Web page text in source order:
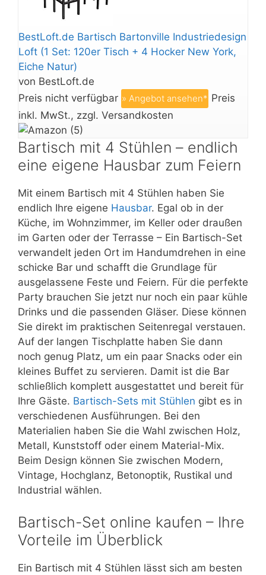
BestLoft.de Bartisch Bartonville Industriedesign
Loft (1 Set: 120er Tisch + 4 Hocker New York,
Eiche Natur)
von BestLoft.de
Preis nicht verfügbar » Angebot ansehen* Preis
inkl. MwSt., zzgl. Versandkosten
Bartisch mit 4 Stühlen – endlich
eine eigene Hausbar zum Feiern
Mit einem Bartisch mit 4 Stühlen haben Sie
endlich Ihre eigene Hausbar. Egal ob in der
Küche, im Wohnzimmer, im Keller oder draußen
im Garten oder der Terrasse – Ein Bartisch-Set
verwandelt jeden Ort im Handumdrehen in eine
schicke Bar und schafft die Grundlage für
ausgelassene Feste und Feiern. Für die perfekte
Party brauchen Sie jetzt nur noch ein paar kühle
Drinks und die passenden Gläser. Diese können
Sie direkt im praktischen Seitenregal verstauen.
Auf der langen Tischplatte haben Sie dann
noch genug Platz, um ein paar Snacks oder ein
kleines Buffet zu servieren. Damit ist die Bar
schließlich komplett ausgestattet und bereit für
Ihre Gäste. Bartisch-Sets mit Stühlen gibt es in
verschiedenen Ausführungen. Bei den
Materialien haben Sie die Wahl zwischen Holz,
Metall, Kunststoff oder einem Material-Mix.
Beim Design können Sie zwischen Modern,
Vintage, Hochglanz, Betonoptik, Rustikal und
Industrial wählen.
Bartisch-Set online kaufen – Ihre
Vorteile im Überblick
Ein Bartisch mit 4 Stühlen lässt sich am besten